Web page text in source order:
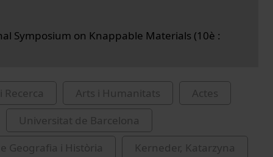
Symposium on Knappable Materials (10è :
Recerca Arts i Humanitats
Actes
Universitat de Barcelona
Geografia i Història
Kerneder, Katarzyna